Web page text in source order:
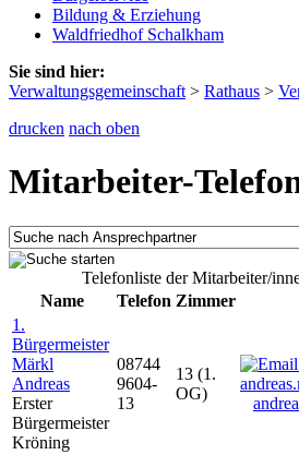
Bildung & Erziehung
Waldfriedhof Schalkham
Sie sind hier:
Verwaltungsgemeinschaft > Rathaus >
drucken nach oben
Mitarbeiter-
Telefonliste der Mitarbeiter/
Name
Telefon Zimmer
1.
Bürgermeister
Märkl
Andreas
Erster
Bürgermeister
Kröning
08744
9604-
13
13 (1.
OG)